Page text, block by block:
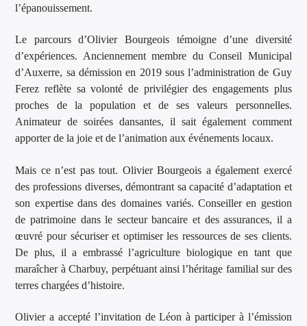
l’épanouissement.
Le parcours d’Olivier Bourgeois témoigne d’une diversité
d’expériences. Anciennement membre du Conseil Municipal
d’Auxerre, sa démission en 2019 sous l’administration de Guy
Ferez reflète sa volonté de privilégier des engagements plus
proches de la population et de ses valeurs personnelles.
Animateur de soirées dansantes, il sait également comment
apporter de la joie et de l’animation aux événements locaux.
Mais ce n’est pas tout. Olivier Bourgeois a également exercé
des professions diverses, démontrant sa capacité d’adaptation et
son expertise dans des domaines variés. Conseiller en gestion
de patrimoine dans le secteur bancaire et des assurances, il a
œuvré pour sécuriser et optimiser les ressources de ses clients.
De plus, il a embrassé l’agriculture biologique en tant que
maraîcher à Charbuy, perpétuant ainsi l’héritage familial sur des
terres chargées d’histoire.
Olivier a accepté l’invitation de Léon à participer à l’émission